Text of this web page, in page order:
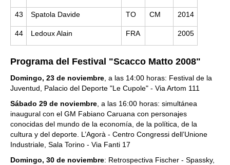
43 Spatola Davide TO CM 2014
44 Ledoux Alain FRA 2005
Programa del Festival "Scacco Matto 2008"
Domingo, 23 de noviembre , a las 14:00 horas: Festival de la
Juventud, Palacio del Deporte "Le Cupole" - Via Artom 111
Sábado 29 de noviembre , a las 16:00 horas: simultánea
inaugural con el GM Fabiano Caruana con personajes
conocidas del mundo de la economía, de la política, de la
cultura y del deporte. L’Agorà - Centro Congressi dell’Unione
Industriale, Sala Torino - Via Fanti 17
Domingo, 30 de noviembre: Retrospectiva Fischer - Spassky,